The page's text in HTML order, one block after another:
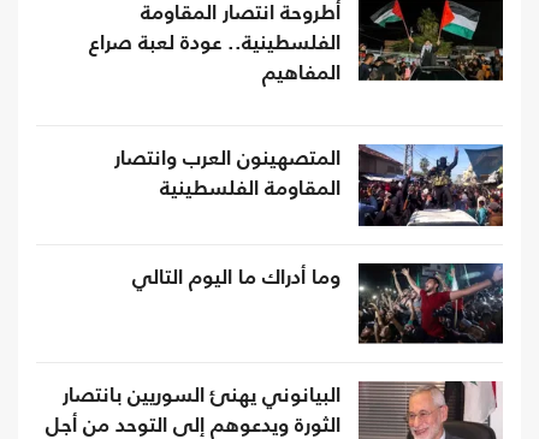
أطروحة انتصار المقاومة
الفلسطينية.. عودة لعبة صراع
المفاهيم
المتصهينون العرب وانتصار
المقاومة الفلسطينية
وما أدراك ما اليوم التالي
البيانوني يهنئ السوريين بانتصار
الثورة ويدعوهم إلى التوحد من أجل